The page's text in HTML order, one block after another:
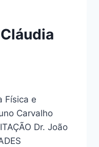
Física e
Carvalho
Dr. João